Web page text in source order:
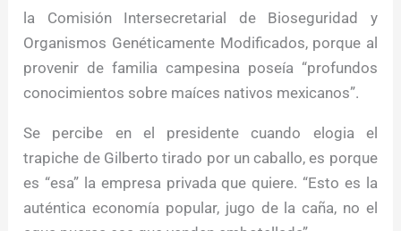
la Comisión Intersecretarial de Bioseguridad y
Organismos Genéticamente Modificados, porque al
provenir de familia campesina poseía “profundos
conocimientos sobre maíces nativos mexicanos”.
Se percibe en el presidente cuando elogia el
trapiche de Gilberto tirado por un caballo, es porque
es “esa” la empresa privada que quiere. “Esto es la
auténtica economía popular, jugo de la caña, no el